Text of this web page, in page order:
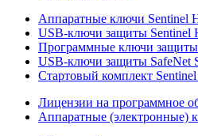
Аппаратные ключи Sentinel
USB-ключи защиты Sentinel
Программные ключи
USB-ключи защиты SafeNet
Стартовый комплект
Лицензии на программное
Аппаратные (электронные)